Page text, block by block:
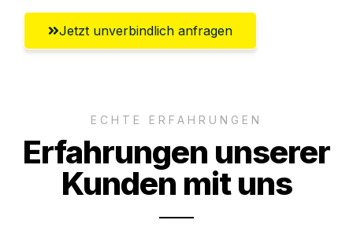
Jetzt unverbindlich anfragen
ECHTE ERFAHRUNGEN
Erfahrungen unserer
Kunden mit uns